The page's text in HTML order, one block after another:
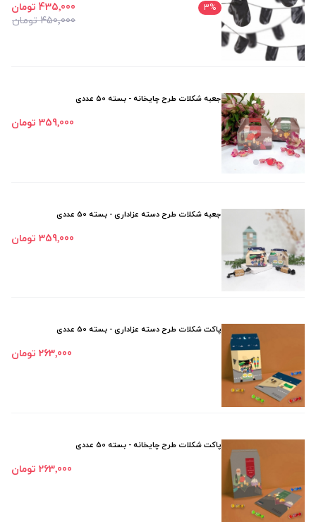
3%
450٬000 تومان
435٬000 تومان
جعبه شکلات طرح چایخانه - بسته 50 عددی
359٬000 تومان
جعبه شکلات طرح دسته عزاداری - بسته 50 عددی
359٬000 تومان
پاکت شکلات طرح دسته عزاداری - بسته 50 عددی
263٬000 تومان
پاکت شکلات طرح چایخانه - بسته 50 عددی
263٬000 تومان